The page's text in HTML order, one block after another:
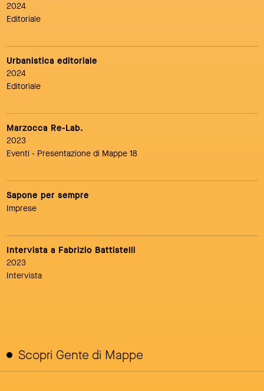
2024
Editoriale
Urbanistica editoriale
2024
Editoriale
Marzocca Re-Lab.
2023
Eventi - Presentazione di Mappe 18
Sapone per sempre
Imprese
Intervista a Fabrizio Battistelli
2023
Intervista
Scopri Gente di Mappe